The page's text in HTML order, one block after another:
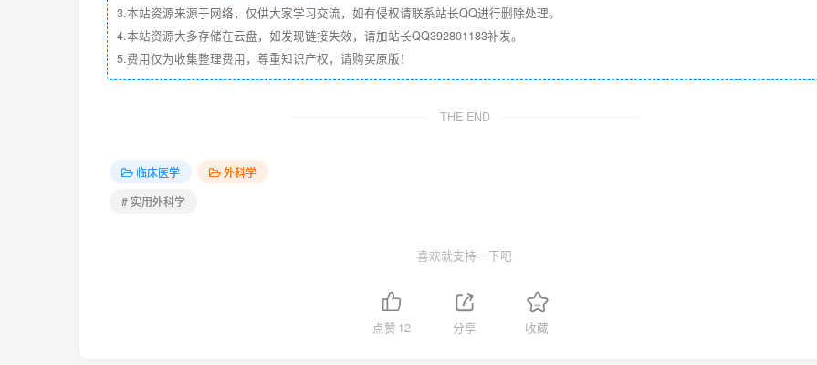
3.本站资源来源于网络，仅供大家学习交流，如有侵权请联系站长QQ进行删除处理。
4.本站资源大多存储在云盘，如发现链接失效，请加站长QQ392801183补发。
5.费用仅为收集整理费用，尊重知识产权，请购买原版！
THE END
临床医学
外科学
# 实用外科学
喜欢就支持一下吧
点赞 12 分享 收藏